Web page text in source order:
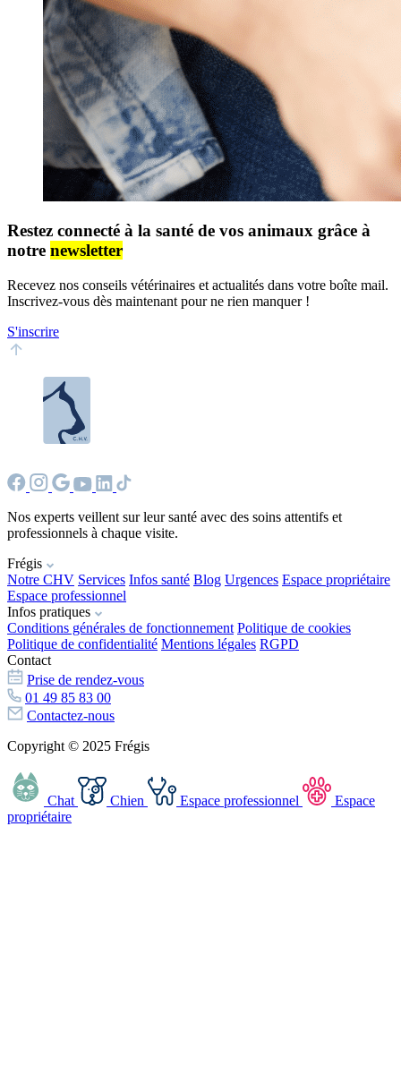
Restez connecté à la santé de vos animaux grâce à
notre newsletter
Recevez nos conseils vétérinaires et actualités dans votre boîte mail.
Inscrivez-vous dès maintenant pour ne rien manquer !
S'inscrire
Nos experts veillent sur leur santé avec des soins attentifs et
professionnels à chaque visite.
Frégis
Notre CHV Services Infos santé Blog Urgences Espace propriétaire
Espace professionnel
Infos pratiques
Conditions générales de fonctionnement Politique de cookies
Politique de confidentialité Mentions légales RGPD
Contact
Prise de rendez-vous
01 49 85 83 00
Contactez-nous
Copyright © 2025 Frégis
Chat Chien Espace professionnel
Espace
propriétaire